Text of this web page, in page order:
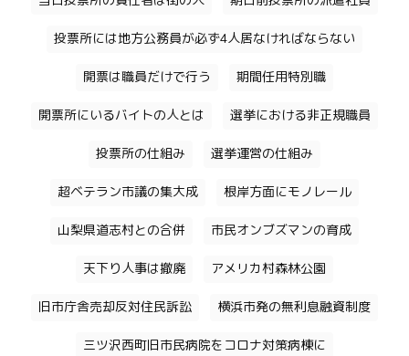
投票所には地方公務員が必ず4人居なければならない
開票は職員だけで行う 期間任用特別職
開票所にいるバイトの人とは 選挙における非正規職員
投票所の仕組み 選挙運営の仕組み
超ベテラン市議の集大成 根岸方面にモノレール
山梨県道志村との合併 市民オンブズマンの育成
天下り人事は撤廃 アメリカ村森林公園
旧市庁舎売却反対住民訴訟 横浜市発の無利息融資制度
三ツ沢西町旧市民病院をコロナ対策病棟に